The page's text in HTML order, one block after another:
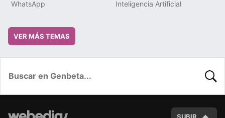
WhatsApp Inteligencia Artificial
VER MÁS TEMAS